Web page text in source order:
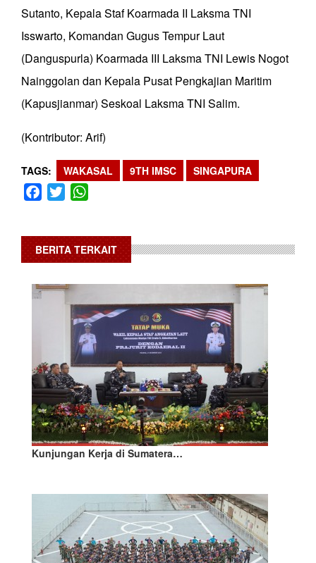
Sutanto, Kepala Staf Koarmada II Laksma TNI
Isswarto, Komandan Gugus Tempur Laut
(Danguspurla) Koarmada III Laksma TNI Lewis Nogot
Nainggolan dan Kepala Pusat Pengkajian Maritim
(Kapusjianmar) Seskoal Laksma TNI Salim.
(Kontributor: Arif)
TAGS WAKASAL 9TH IMSC SINGAPURA
Facebook
Twitter
BERITA TERKAIT
Kunjungan Kerja di Sumatera…